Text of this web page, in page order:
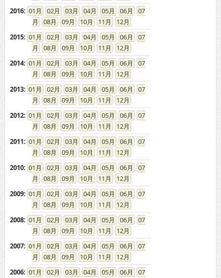
2016: 01 02 03 04 05 06
07
08
09 10 11
12
2015: 01 02 03 04 05 06
07
08
09 10 11
12
2014: 01 02 03 04 05 06
07
08
09 10 11
12
2013: 01 02 03 04 05 06
07
08
09 10 11
12
2012: 01 02 03 04 05 06
07
08
09 10 11
12
2011: 01 02 03 04 05 06
07
08
09 10 11
12
2010: 01 02 03 04 05 06
07
08
09 10 11
12
2009: 01 02 03 04 05 06
07
08
09 10 11
12
2008: 01 02 03 04 05 06
07
08
09 10 11
12
2007: 01 02 03 04 05 06
07
08
09 10 11
12
2006: 01 02 03 04 05 06
07